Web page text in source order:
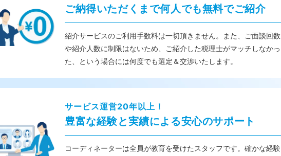
ご納得いただくまで何人でも無料でご紹介
紹介サービスのご利用手数料は一切頂きません。また、ご面談回数
や紹介人数に制限はないため、ご紹介した税理士がマッチしなかっ
た、という場合には何度でも選定＆交渉いたします。
サービス運営20年以上！
豊富な経験と実績による安心のサポート
コーディネーターは全員が教育を受けたスタッフです。確かな経験